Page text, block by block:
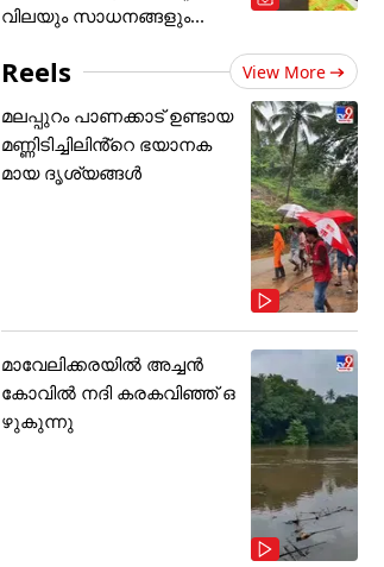
വിലയും സാധനങ്ങളും...
Reels View More
മലപ്പുറം പാണക്കാട് ഉണ്ടായ
മണ്ണിടിച്ചിലിൻ്റെ ഭയാനക
മായ ദൃശ്യങ്ങൾ
മാവേലിക്കരയിൽ അച്ചൻ
കോവിൽ നദി കരകവിഞ്ഞ് ഒ
ഴുകുന്നു